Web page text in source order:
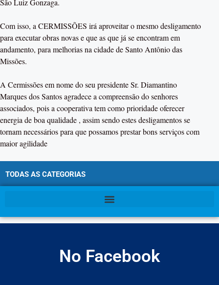
São Luiz Gonzaga.
Com isso, a CERMISSÕES irá aproveitar o mesmo desligamento
para executar obras novas e que as que já se encontram em
andamento, para melhorias na cidade de Santo Antônio das
Missões.
A Cermissões em nome do seu presidente Sr. Diamantino
Marques dos Santos agradece a compreensão do senhores
associados, pois a cooperativa tem como prioridade oferecer
energia de boa qualidade , assim sendo estes desligamentos se
tornam necessários para que possamos prestar bons serviços com
maior agilidade
TODAS AS CATEGORIAS
No Facebook